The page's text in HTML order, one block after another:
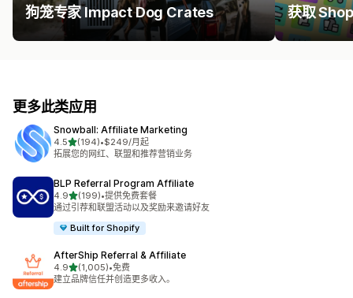
狗笼专家 Impact Dog Crates 获取
更多此类应用
Snowball: Affiliate Marketing
4.5星（满分 5 星）
(194)
总共 194 条评论
•$249/月起
拓展您的网红、联盟和推荐营销业务
BLP Referral Program Affiliate
4.9星（满分 5 星）
(199)
总共 199 条评论
•提供免费套餐
通过引荐和联盟活动以及奖励来邀请好友
Built for Shopify
AfterShip Referral & Affiliate
4.9星（满分 5 星）
(1,005)
总共 1005 条评论
•免费
建立品牌信任并创造更多收入。